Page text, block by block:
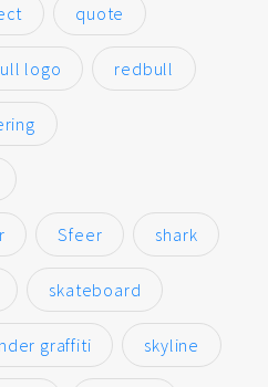
quote
logo redbull
Sfeer shark
skateboard
graffiti skyline